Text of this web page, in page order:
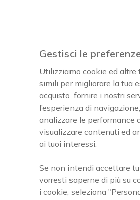
Accettiamo
Onedirect, azienda del
Gestisci le
Utilizziamo cookie ed altre
simili per migliorare la tua
acquisto, fornire i nostri
l’esperienza di
analizzare le performance
visualizzare contenuti ed
ai tuoi interessi.
Se non intendi accettare
vorresti saperne di più su
i cookie, seleziona